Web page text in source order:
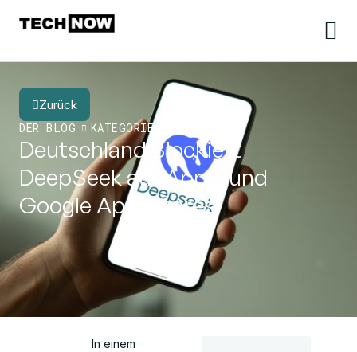
Zurück
DER BLOG
KATEGORIE
Deutschland Blockiert
DeepSeek auf Apple und
Google App-Stores
In einem